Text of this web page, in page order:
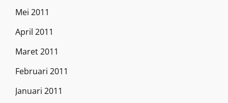
Mei 2011
April 2011
Maret 2011
Februari 2011
Januari 2011